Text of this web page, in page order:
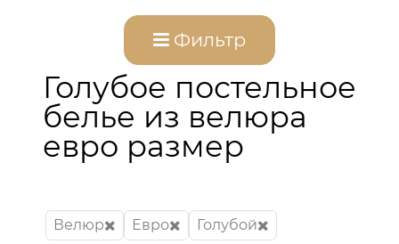
Фильтр
Голубое постельное
белье из велюра
евро размер
Велюр Евро
Голубой